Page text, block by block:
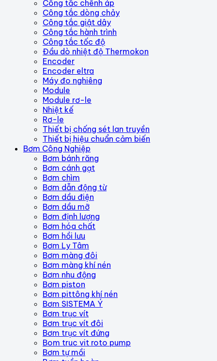
Công tắc chênh áp
Công tắc dòng chảy
Công tắc giật dây
Công tắc hành trình
Công tắc tốc độ
Đầu dò nhiệt độ Thermokon
Encoder
Encoder eltra
Máy đo nghiêng
Module
Module rơ-le
Nhiệt kế
Rơ-le
Thiết bị chống sét lan truyền
Thiết bị hiệu chuẩn cảm biến
Bơm Công Nghiệp
Bơm bánh răng
Bơm cánh gạt
Bơm chìm
Bơm dẫn động từ
Bơm dầu điện
Bơm dầu mỡ
Bơm định lượng
Bơm hóa chất
Bơm hồi lưu
Bơm Ly Tâm
Bơm màng đôi
Bơm màng khí nén
Bơm nhu động
Bơm piston
Bơm pittông khí nén
Bơm SISTEMA Ý
Bơm trục vít
Bơm trục vít đôi
Bơm trục vít đứng
Bom truc vit roto pump
Bơm tự mồi